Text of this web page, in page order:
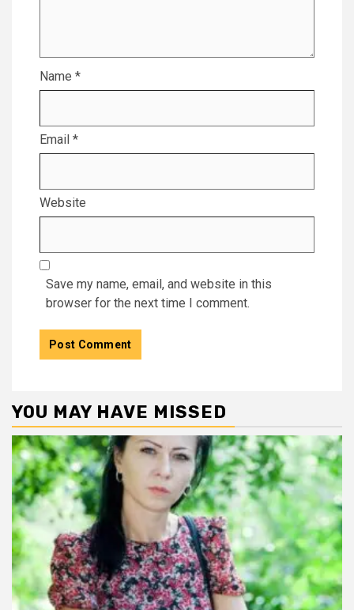
Name *
Email *
Website
Save my name, email, and website in this
browser for the next time I comment.
YOU MAY HAVE MISSED